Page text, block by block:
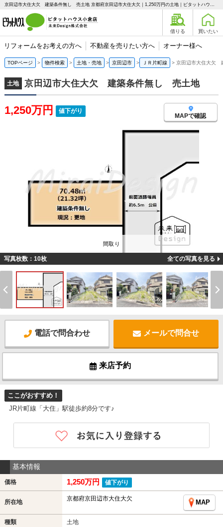
京田辺市大住大欠 建築条件無し 売土地 京都府京田辺市大住大欠｜1,250万円の土地｜ピタットハウス小倉店 未来Design株式会社
借りる 買いたい
リフォームをお考えの方へ 不動産を売りたい方へ オーナー様へ
TOPページ 物件検索 土地・売地 京田辺市 ＪＲ片町線 京田辺市大住大欠
土地 京田辺市大住大欠 建築条件無し 売土地
1,250万円 値下がり
MAPで確認
間取り
写真枚数：10枚 全ての写真を見る
電話で問合わせ メールで問合せ
来店予約
ここがおすすめ！
JR片町線「大住」駅徒歩約8分です♪
基本情報
価格 1,250万円 値下がり
所在地 京都府京田辺市大住大欠
MAP
種類 土地